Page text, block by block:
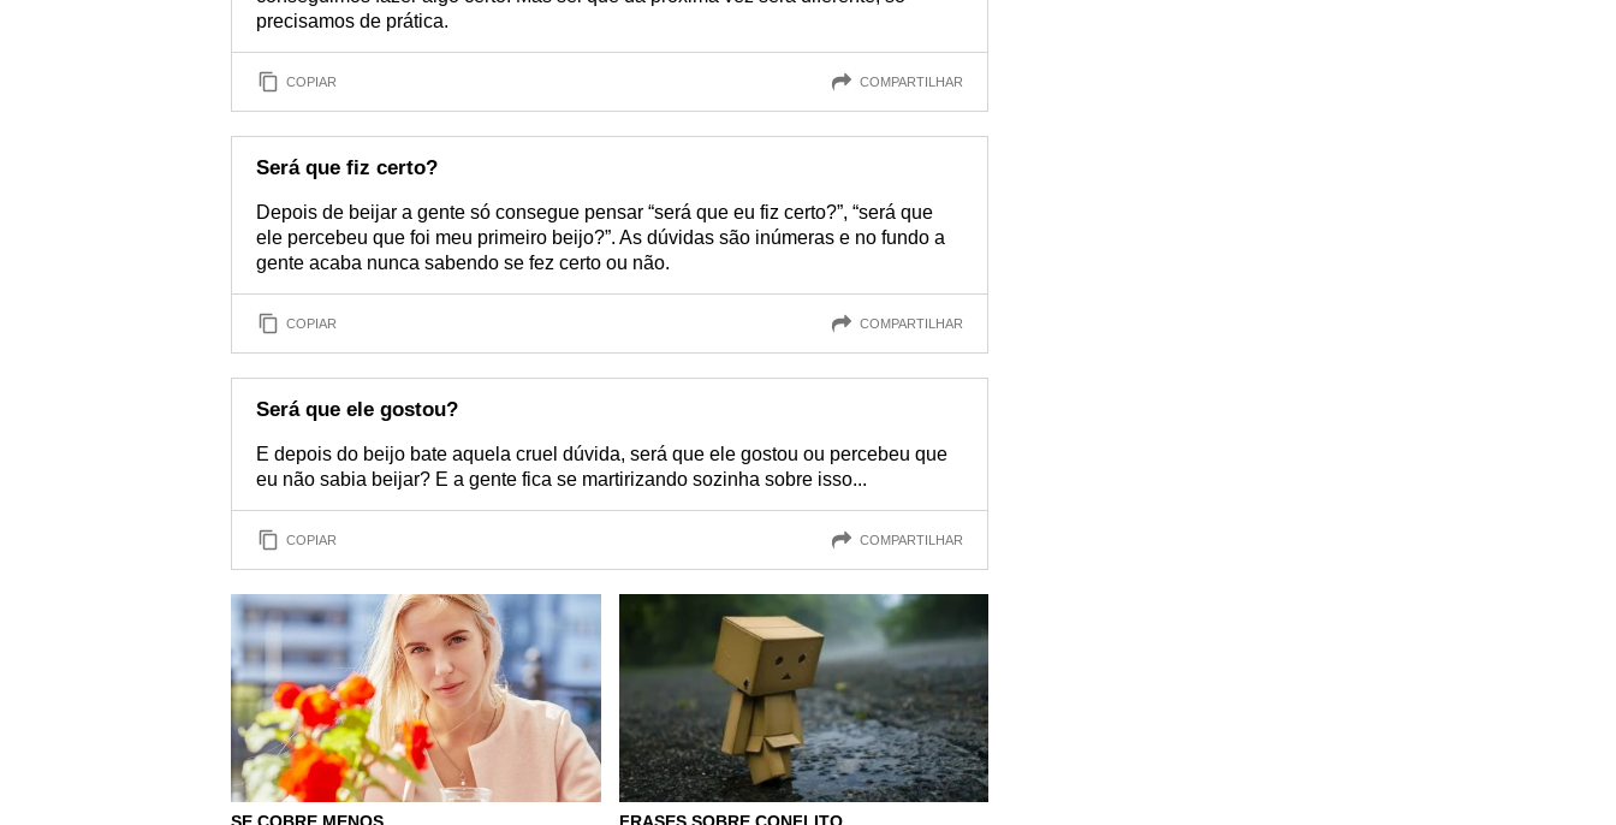
precisamos de prática.
COPIAR COMPARTILHAR
Será que fiz certo?
Depois de beijar a gente só consegue pensar “será que eu fiz certo?”, “será que
ele percebeu que foi meu primeiro beijo?”. As dúvidas são inúmeras e no fundo a
gente acaba nunca sabendo se fez certo ou não.
COPIAR COMPARTILHAR
Será que ele gostou?
E depois do beijo bate aquela cruel dúvida, será que ele gostou ou percebeu que
eu não sabia beijar? E a gente fica se martirizando sozinha sobre isso...
COPIAR COMPARTILHAR
SE COBRE MENOS